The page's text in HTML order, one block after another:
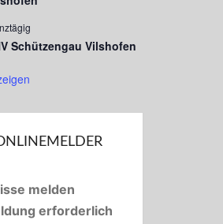
Schützengau Vilshofen
melden
erforderlich